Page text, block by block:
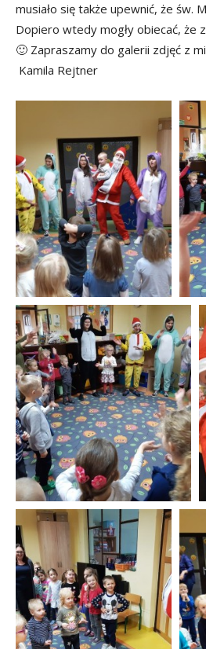
musiało się także upewnić, że św.
Dopiero wtedy mogły obiecać, że
🙂 Zapraszamy do galerii zdjęć z
Kamila Rejtner